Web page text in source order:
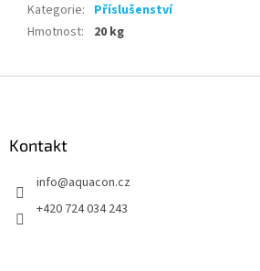
Kategorie: Příslušenství
Hmotnost: 20 kg
Kontakt
info@aquacon.cz
+420 724 034 243